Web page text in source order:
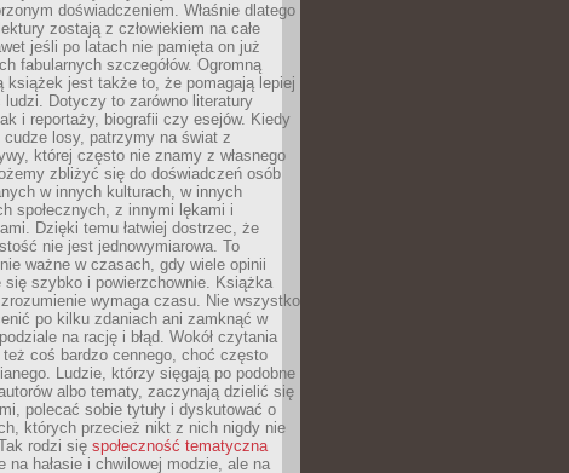
doświadczeniem. Właśnie dlatego
zostają z człowiekiem na całe
jeśli po latach nie pamięta on już
fabularnych szczegółów. Ogromną
książek jest także to, że pomagają lepiej
ludzi. Dotyczy to zarówno literatury
i reportaży, biografii czy esejów. Kiedy
losy, patrzymy na świat z
której często nie znamy z własnego
zbliżyć się do doświadczeń osób
w innych kulturach, w innych
społecznych, z innymi lękami i
Dzięki temu łatwiej dostrzec, że
nie jest jednowymiarowa. To
ważne w czasach, gdy wiele opinii
się szybko i powierzchownie. Książka
wymaga czasu. Nie wszystko
po kilku zdaniach ani zamknąć w
na rację i błąd. Wokół czytania
też coś bardzo cennego, choć często
Ludzie, którzy sięgają po podobne
albo tematy, zaczynają dzielić się
polecać sobie tytuły i dyskutować o
których przecież nikt z nich nigdy nie
rodzi się społeczność tematyczna
na hałasie i chwilowej modzie, ale na